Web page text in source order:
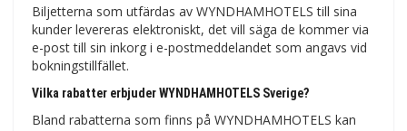
Biljetterna som utfärdas av WYNDHAMHOTELS till sina
kunder levereras elektroniskt, det vill säga de kommer via
e-post till sin inkorg i e-postmeddelandet som angavs vid
bokningstillfället.
Vilka rabatter erbjuder WYNDHAMHOTELS Sverige?
Bland rabatterna som finns på WYNDHAMHOTELS kan